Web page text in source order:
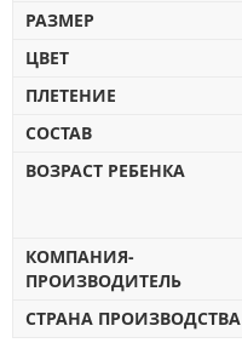
РАЗМЕР
ЦВЕТ
ПЛЕТЕНИЕ
СОСТАВ
ВОЗРАСТ РЕБЕНКА
КОМПАНИЯ-
ПРОИЗВОДИТЕЛЬ
СТРАНА ПРОИЗВОДСТВА